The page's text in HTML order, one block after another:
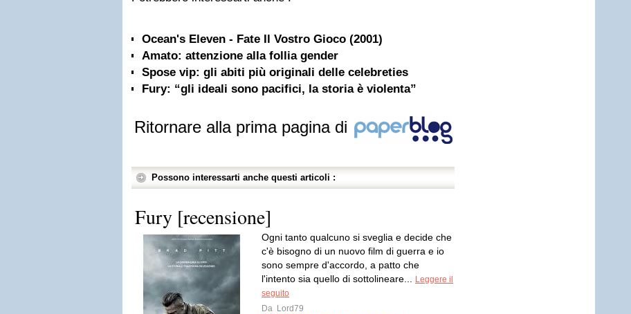
Ocean's Eleven - Fate Il Vostro Gioco (2001)
Amato: attenzione alla follia gender
Spose vip: gli abiti più originali delle celebreties
Fury: “gli ideali sono pacifici, la storia è violenta”
Ritornare alla prima pagina di
Possono interessarti anche questi articoli :
Fury [recensione]
Ogni tanto qualcuno si sveglia e decide che
c'è bisogno di un nuovo film di guerra e io
sono sempre d'accordo, a patto che
l'intento sia quello di sottolineare...
Leggere il
seguito
Da Lord79